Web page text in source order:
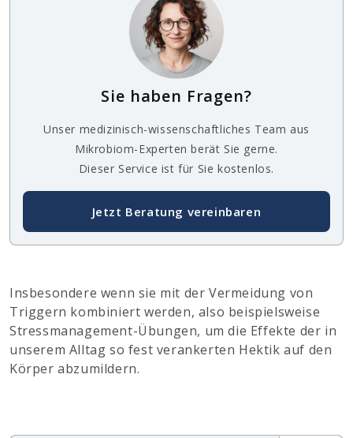
Sie haben Fragen?
Unser medizinisch-wissenschaftliches Team aus
Mikrobiom-Experten berät Sie gerne.
Dieser Service ist für Sie kostenlos.
Jetzt Beratung vereinbaren
Insbesondere wenn sie mit der Vermeidung von
Triggern kombiniert werden, also beispielsweise
Stressmanagement-Übungen, um die Effekte der in
unserem Alltag so fest verankerten Hektik auf den
Körper abzumildern.